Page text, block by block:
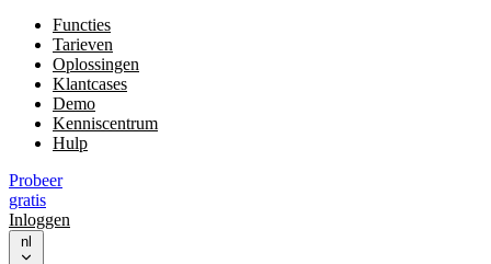
Functies
Tarieven
Oplossingen
Klantcases
Demo
Kenniscentrum
Hulp
Probeer
gratis
Inloggen
nl